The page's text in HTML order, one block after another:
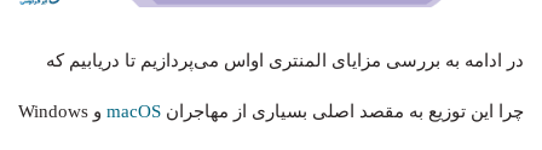
در ادامه به بررسی مزایای المنتری او‌اس می‌پردازیم تا دریابیم که
چرا این توزیع به مقصد اصلی بسیاری از مهاجران macOS و Windows